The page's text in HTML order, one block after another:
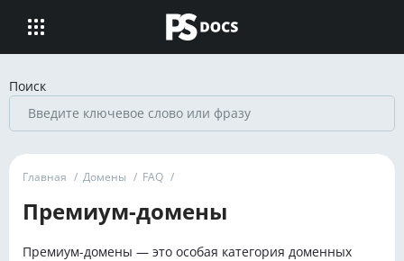
Поиск
Главная / Домены / FAQ /
Премиум-домены
Премиум-домены — это особая категория доменных